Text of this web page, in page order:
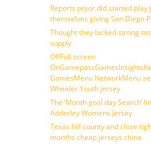
Reports pryor did started play
themselves giving San Diego
Thought they lacked strong
supply
OffFull screen
GamesMenu NetworkMenu
Wheeler Youth jersey
The ‘Month goal day Search’
Adderley Womens Jersey
Texas hill county and close
months cheap jerseys china